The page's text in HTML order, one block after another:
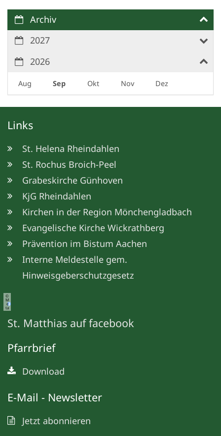
Archiv
2027
2026
Aug Sep Okt Nov Dez
Links
St. Helena Rheindahlen
St. Rochus Broich-Peel
Grabeskirche Günhoven
KjG Rheindahlen
Kirchen in der Region Mönchengladbach
Evangelische Kirche Wickrathberg
Prävention im Bistum Aachen
Interne Meldestelle gem.
Hinweisgeberschutzgesetz
©
M
e
ta
St. Matthias auf facebook
Pfarrbrief
Download
E-Mail - Newsletter
Jetzt abonnieren